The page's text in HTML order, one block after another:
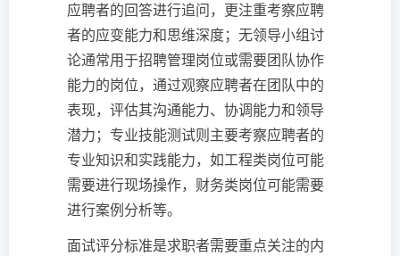
应聘者的回答进行追问，更注重考察应聘
者的应变能力和思维深度；无领导小组讨
论通常用于招聘管理岗位或需要团队协作
能力的岗位，通过观察应聘者在团队中的
表现，评估其沟通能力、协调能力和领导
潜力；专业技能测试则主要考察应聘者的
专业知识和实践能力，如工程类岗位可能
需要进行现场操作，财务类岗位可能需要
进行案例分析等。
面试评分标准是求职者需要重点关注的内